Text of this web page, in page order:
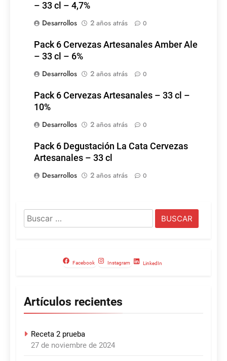
– 33 cl – 4,7%
Desarrollos
2 años atrás 0
Pack 6 Cervezas Artesanales Amber Ale
– 33 cl – 6%
Desarrollos
2 años atrás 0
Pack 6 Cervezas Artesanales – 33 cl –
10%
Desarrollos
2 años atrás 0
Pack 6 Degustación La Cata Cervezas
Artesanales – 33 cl
Desarrollos
2 años atrás 0
Buscar:
Facebook Instagram LinkedIn
Artículos recientes
Receta 2 prueba
27 de noviembre de 2024